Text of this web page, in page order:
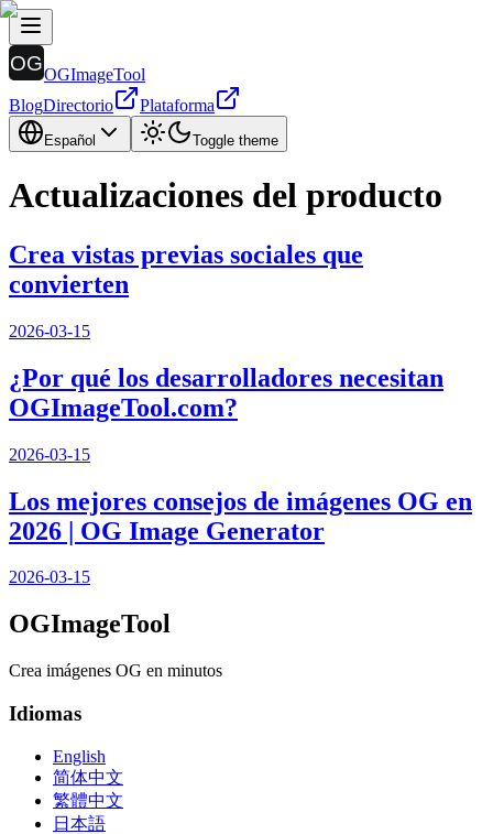
OGImageTool
BlogDirectorio Plataforma
Español Toggle theme
Actualizaciones del producto
Crea vistas previas sociales que
convierten
2026-03-15
¿Por qué los desarrolladores necesitan
OGImageTool.com?
2026-03-15
Los mejores consejos de imágenes OG en
2026 | OG Image Generator
2026-03-15
OGImageTool
Crea imágenes OG en minutos
Idiomas
English
简体中文
繁體中文
日本語